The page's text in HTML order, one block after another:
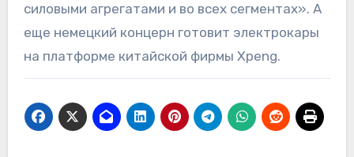
силовыми агрегатами и во всех сегментах». А
еще немецкий концерн готовит электрокары
на платформе китайской фирмы Xpeng.